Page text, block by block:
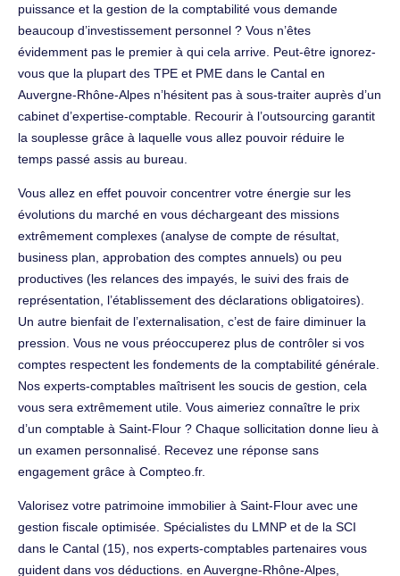
puissance et la gestion de la comptabilité vous demande
beaucoup d’investissement personnel ? Vous n’êtes
évidemment pas le premier à qui cela arrive. Peut-être ignorez-
vous que la plupart des TPE et PME dans le Cantal en
Auvergne-Rhône-Alpes n’hésitent pas à sous-traiter auprès d’un
cabinet d’expertise-comptable. Recourir à l’outsourcing garantit
la souplesse grâce à laquelle vous allez pouvoir réduire le
temps passé assis au bureau.
Vous allez en effet pouvoir concentrer votre énergie sur les
évolutions du marché en vous déchargeant des missions
extrêmement complexes (analyse de compte de résultat,
business plan, approbation des comptes annuels) ou peu
productives (les relances des impayés, le suivi des frais de
représentation, l’établissement des déclarations obligatoires).
Un autre bienfait de l’externalisation, c’est de faire diminuer la
pression. Vous ne vous préoccuperez plus de contrôler si vos
comptes respectent les fondements de la comptabilité générale.
Nos experts-comptables maîtrisent les soucis de gestion, cela
vous sera extrêmement utile. Vous aimeriez connaître le prix
d’un comptable à Saint-Flour ? Chaque sollicitation donne lieu à
un examen personnalisé. Recevez une réponse sans
engagement grâce à Compteo.fr.
Valorisez votre patrimoine immobilier à Saint-Flour avec une
gestion fiscale optimisée. Spécialistes du LMNP et de la SCI
dans le Cantal (15), nos experts-comptables partenaires vous
guident dans vos déductions. en Auvergne-Rhône-Alpes,